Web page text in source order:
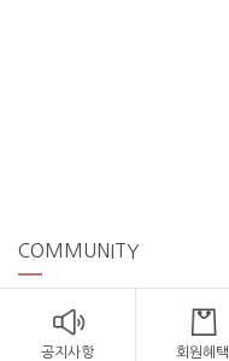
COMMUNITY
공지사항 회원혜택